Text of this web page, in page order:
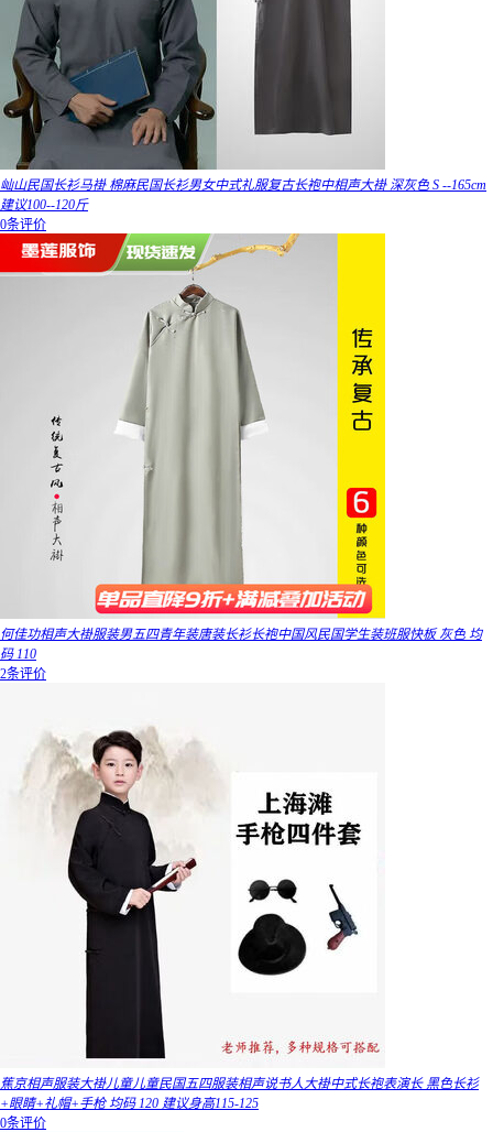
屾山民国长衫马褂 棉麻民国长衫男女中式礼服复古长袍中相声大褂 深灰色 S --165cm
建议100--120斤
0条评价
何佳功相声大褂服装男五四青年装唐装长衫长袍中国风民国学生装班服快板 灰色 均
码 110
2条评价
蕉京相声服装大褂儿童儿童民国五四服装相声说书人大褂中式长袍表演长 黑色长衫
+眼睛+礼帽+手枪 均码 120 建议身高115-125
0条评价